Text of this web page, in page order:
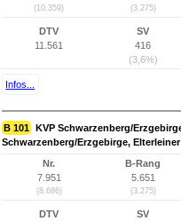
(10.359) (3.275)
DTV
11.561
SV
416
(3,6%)
Infos...
B 101 KVP Schwarzenberg/
Schwarzenberg/Erzgebirge, Elterleiner
Nr.
7.951
(8.686)
B-Rang
5.651
(3.275)
DTV
SV